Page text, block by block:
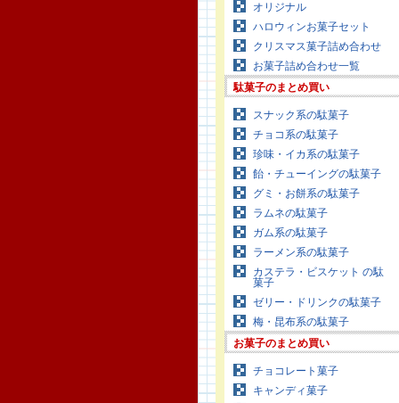
オリジナル
ハロウィンお菓子セット
クリスマス菓子詰め合わせ
お菓子詰め合わせ一覧
駄菓子のまとめ買い
スナック系の駄菓子
チョコ系の駄菓子
珍味・イカ系の駄菓子
飴・チューイングの駄菓子
グミ・お餅系の駄菓子
ラムネの駄菓子
ガム系の駄菓子
ラーメン系の駄菓子
カステラ・ビスケット の駄
菓子
ゼリー・ドリンクの駄菓子
梅・昆布系の駄菓子
お菓子のまとめ買い
チョコレート菓子
キャンディ菓子